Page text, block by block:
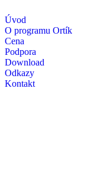
Úvod
O programu Ortík
Cena
Podpora
Download
Odkazy
Kontakt